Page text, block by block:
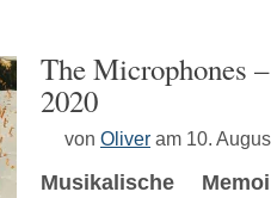
The Microphones
2020
von Oliver am 10.
Musikalische